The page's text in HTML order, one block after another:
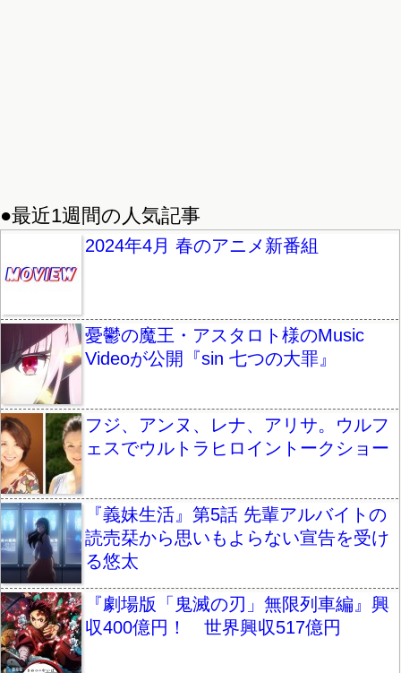
●最近1週間の人気記事
2024年4月 春のアニメ新番組
憂鬱の魔王・アスタロト様のMusic
Videoが公開『sin 七つの大罪』
フジ、アンヌ、レナ、アリサ。ウルフ
ェスでウルトラヒロイントークショー
『義妹生活』第5話 先輩アルバイトの
読売栞から思いもよらない宣告を受け
る悠太
『劇場版「鬼滅の刃」無限列車編』興
収400億円！ 世界興収517億円